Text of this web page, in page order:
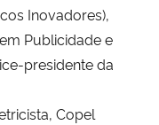
Inovadores),
Publicidade e
presidente da
Copel